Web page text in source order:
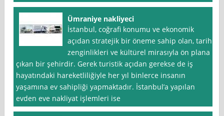
Ümraniye nakliyeci
İstanbul, coğrafi konumu ve ekonomik
açıdan stratejik bir öneme sahip olan, tarihi
zenginlikleri ve kültürel mirasıyla ön plana
çıkan bir şehirdir. Gerek turistik açıdan gerekse de iş
hayatındaki hareketliliğiyle her yıl binlerce insanın
yaşamına ev sahipliği yapmaktadır. İstanbul’a yapılan
evden eve nakliyat işlemleri ise